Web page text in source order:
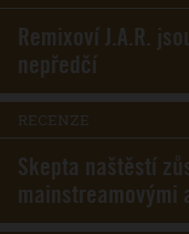
Remixoví J.A.R.
nepředčí
RECENZE
Skepta naštěstí
mainstreamovými